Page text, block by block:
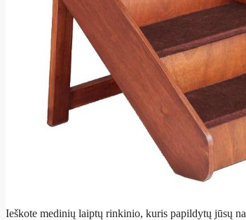
Ieškote medinių laiptų rinkinio, kuris papildytų jūsų